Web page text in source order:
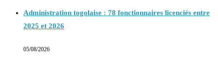
Administration togolaise : 78 fonctionnaires licenciés entre
2025 et 2026
05/08/2026